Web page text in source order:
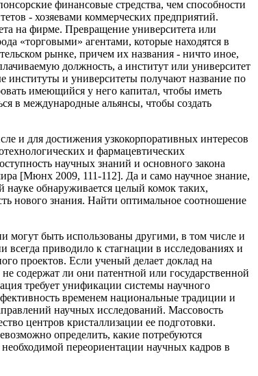
финансовые стредства, чем способности
- хозяевами коммерческих предприятий.
на фирме. Превращение университета или
«торговыми» агентами, которые находятся в
рынке, причем их названия - ничто иное,
должность, а институт или университет
институты и университеты получают название по
имеющийся у него капитал, чтобы иметь
в международные альянсы, чтобы создать
и для достижения узкокорпоративных интересов
и фармацевтических
научных знаний и основного закона
[Мюнх 2009, 111-112]. Да и само научное знание,
науке обнаруживается целый комок таких,
нового знания. Найти оптимальное соотношение
могут быть использованы другими, в том числе и
приводило к стагнации в исследованиях и
проектов. Если ученый делает доклад на
содержат ли они патентной или государственной
требует унификации системы научного
временем национальные традиции и
научных исследований. Массовость
центров кристаллизации ее подготовки.
определить, какие потребуются
переориентации научных кадров в